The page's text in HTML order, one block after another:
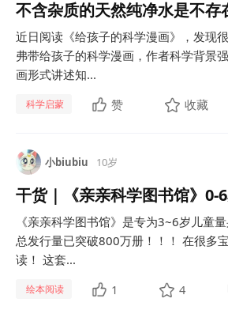
不含杂质的天然纯净水是不存
近日阅读《给孩子的科学漫画》，发现
弗带给孩子的科学漫画，作者科学背景
画形式讲述知...
科学启蒙 赞 收藏
小biubiu 10岁
干货｜《亲亲科学图书馆》0-
《亲亲科学图书馆》是专为3~6岁儿童
总发行量已突破800万册！！！ 在很多
读！ 这套...
绘本阅读 1 4